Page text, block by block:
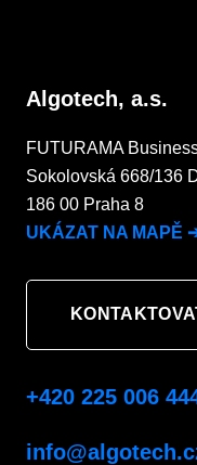
Algotech, a.s.
FUTURAMA
Sokolovská 668/136
186 00 Praha 8
UKÁZAT NA MAPĚ
+420 225 006